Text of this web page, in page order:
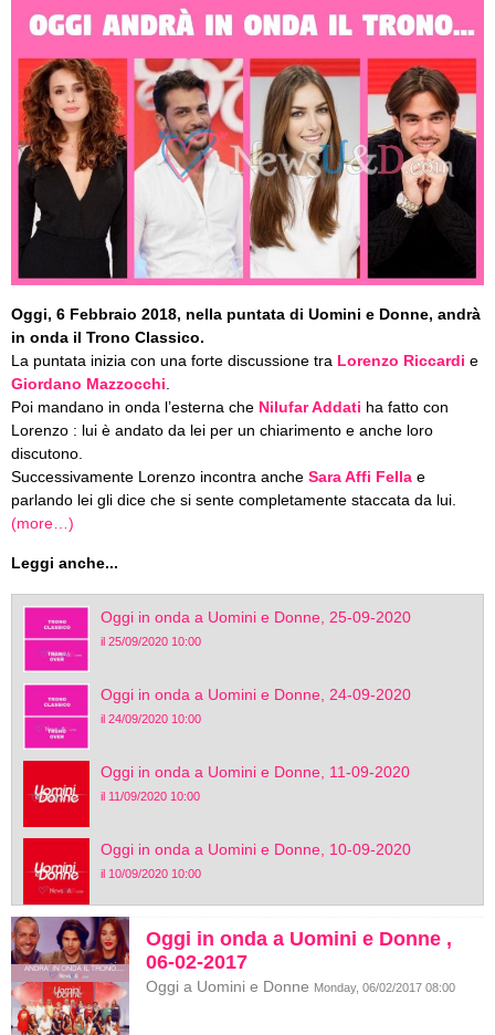
Oggi, 6 Febbraio 2018, nella puntata di Uomini e Donne, andrà
in onda il Trono Classico.
La puntata inizia con una forte discussione tra Lorenzo Riccardi e
Giordano Mazzocchi
Poi mandano in onda l’esterna che Nilufar Addati ha fatto con
Lorenzo : lui è andato da lei per un chiarimento e anche loro
discutono.
Successivamente Lorenzo incontra anche Sara Affi Fella e
parlando lei gli dice che si sente completamente staccata da lui.
(more…)
Leggi anche...
Oggi in onda a Uomini e Donne, 25-09-2020
il 25/09/2020 10:00
Oggi in onda a Uomini e Donne, 24-09-2020
il 24/09/2020 10:00
Oggi in onda a Uomini e Donne, 11-09-2020
il 11/09/2020 10:00
Oggi in onda a Uomini e Donne, 10-09-2020
il 10/09/2020 10:00
Oggi in onda a Uomini e Donne ,
06-02-2017
Oggi a Uomini e Donne Monday, 06/02/2017 08:00